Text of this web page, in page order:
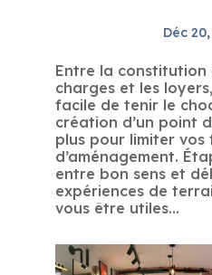
Déc
Entre la constitution
charges et les
facile de tenir le
création d’un point
plus pour limiter vos
d’aménagement.
entre bon sens et
expériences de
vous être utiles…